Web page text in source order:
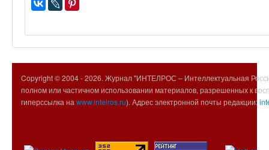
Copyright © 2004 -2026. Журнал "ИНТЕЛРОС – Интеллектуальная
полном или частичном использовании материалов, разрешенных к
гиперссылка на www.intelros.ru). Адрес электронной почты редакции: